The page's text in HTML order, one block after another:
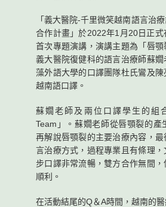
「義大醫院-千里微笑越南語言治
合作計畫」於2022年1月20日正式
首次專題演講，演講主題為「唇
義大醫院復健科的語言治療師蘇
藻外語大學的口譯團隊杜氏鸞及
越南語口譯。
蘇嫺老師及兩位口譯學生的組
Team」。蘇嫺老師從唇顎裂的產
再解說唇顎裂的主要治療內容，
言治療方式，過程專業且有條理
步口譯非常流暢，雙方合作無間
順利。
在活動結尾的Q＆A時間，越南的